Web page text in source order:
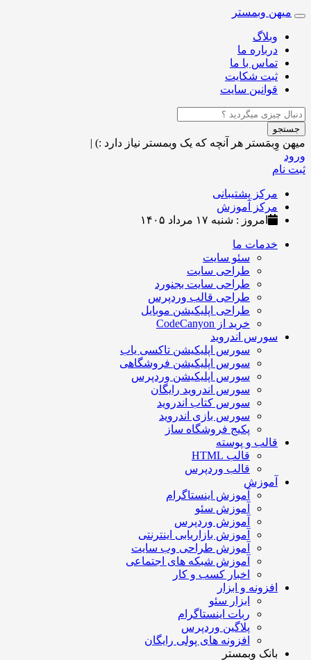
Toggle
navigation
میهن وبمستر
وبلاگ
درباره ما
تماس با ما
ثبت شکایت
قوانین سایت
جستجو
میهن وِبمَستر هر آنچه که یک وبمستر نیاز دارد :) |
ورود
ثبت نام
مرکز پشتیبانی
مرکز آموزش
امروز : شنبه ۱۷ مرداد ۱۴۰۵
خدمات ما
سئو سایت
طراحی سایت
طراحی سایت بجنورد
طراحی قالب وردپرس
طراحی اپلیکیشن موبایل
خرید از CodeCanyon
سورس اندروید
سورس اپلیکیشن تاکسی یاب
سورس اپلیکیشن فروشگاهی
سورس اپلیکیشن وردپرس
سورس اندروید رایگان
سورس کتاب اندروید
سورس بازی اندروید
پکیج فروشگاه ساز
قالب و پوسته
قالب HTML
قالب وردپرس
آموزش
آموزش اینستاگرام
آموزش سئو
آموزش وردپرس
آموزش بازاریابی اینترنتی
آموزش طراحی وب سایت
آموزش شبکه های اجتماعی
اخبار کسب و کار
افزونه و ابزار
ابزار سئو
ربات اینستاگرام
پلاگین وردپرس
افزونه های پولی رایگان
بانک وبمستر